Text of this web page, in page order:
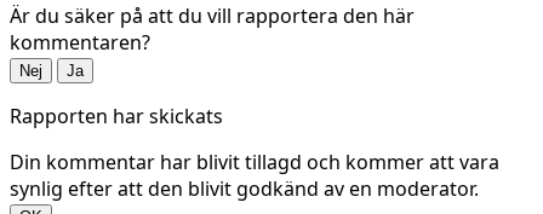
Är du säker på att du vill rapportera den här
kommentaren?
Nej Ja
Rapporten har skickats
Din kommentar har blivit tillagd och kommer att vara
synlig efter att den blivit godkänd av en moderator.